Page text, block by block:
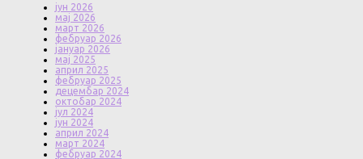
јун 2026
мај 2026
март 2026
фебруар 2026
јануар 2026
мај 2025
април 2025
фебруар 2025
децембар 2024
октобар 2024
јул 2024
јун 2024
април 2024
март 2024
фебруар 2024